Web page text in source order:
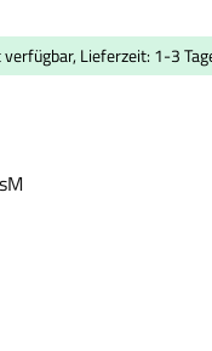
Lieferzeit: 1-3